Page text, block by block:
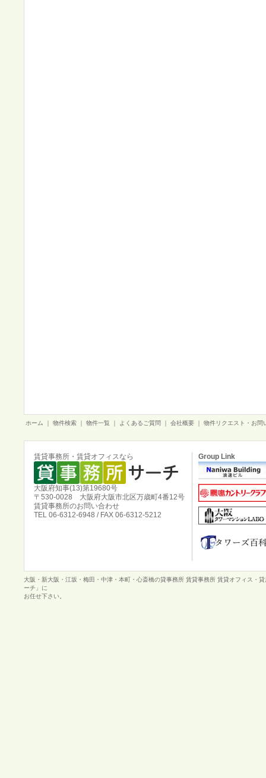
ホーム 物件検索 物件一覧 よくあるご質問 会社概要 物件リクエスト・お問
賃貸事務所・賃貸オフィスなら
大阪府知事(13)第19680号
〒530-0028 大阪府大阪市北区万歳町4番12号
賃貸事務所のお問い合わせ
TEL 06-6312-6948 / FAX 06-6312-5212
Group Link
大阪・新大阪・江坂・梅田・中津・本町・心斎橋の貸事務所 賃貸事務所 賃貸オフィス・
ーチ」に
お任せ下さい。